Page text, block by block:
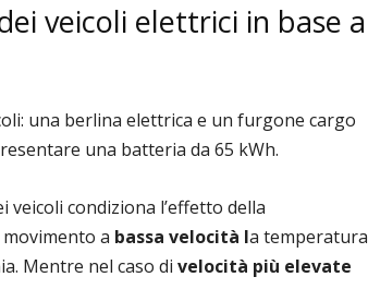
veicoli elettrici in base a
una berlina elettrica e un furgone cargo
una batteria da 65 kWh.
veicoli condiziona l’effetto della
a bassa velocità la temperatura
Mentre nel caso di velocità più elevate